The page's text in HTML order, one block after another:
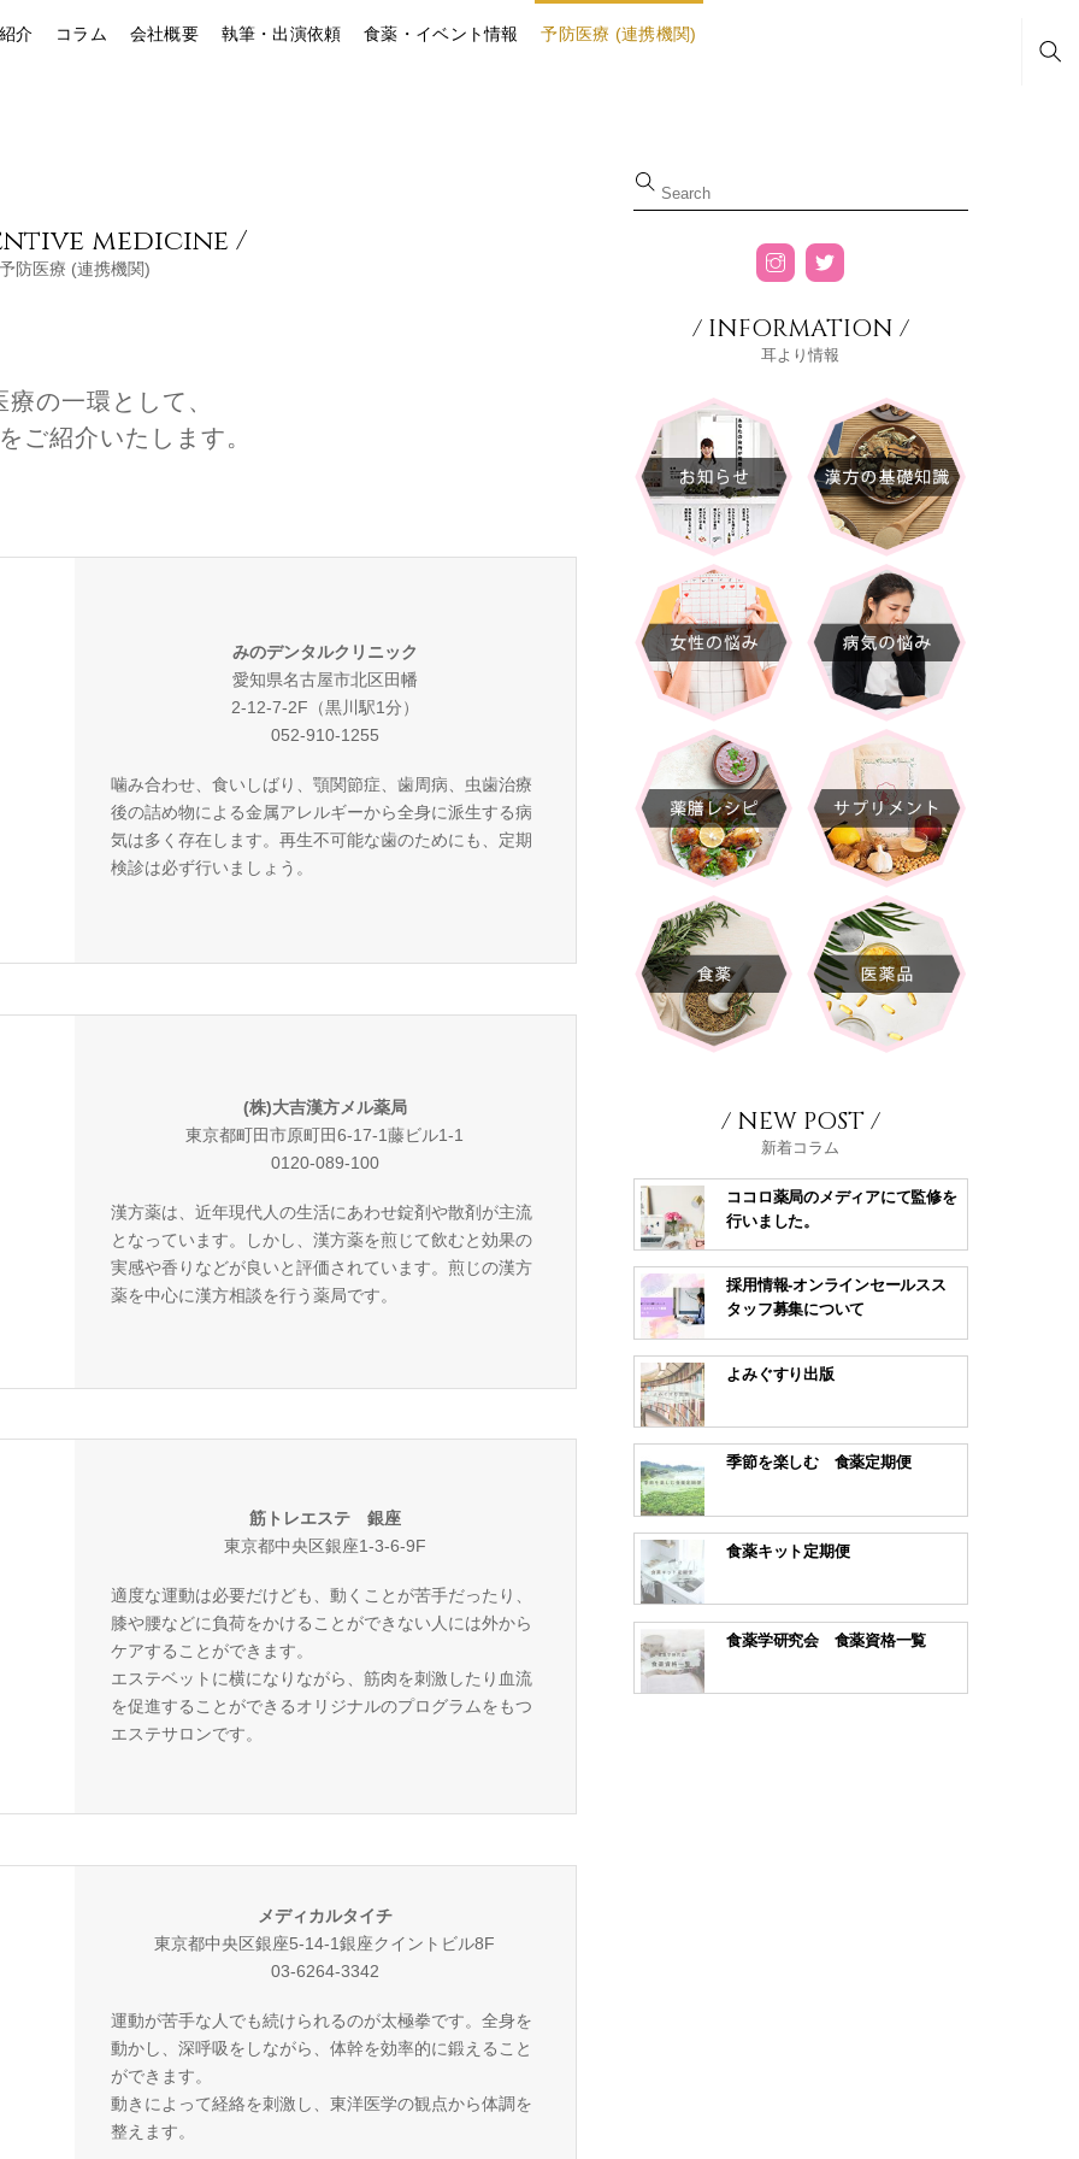
介 コラム 会社概要 執筆・出演依頼 食薬・イベント情報 予防医療 (連携機関)
medicine /
防医療 (連携機関)
療の一環として、
ご紹介いたします。
みのデンタルクリニック
愛知県名古屋市北区田幡
2-12-7-2F（黒川駅1分）
052-910-1255
噛み合わせ、食いしばり、顎関節症、歯周病、虫歯治療
後の詰め物による金属アレルギーから全身に派生する病
気は多く存在します。再生不可能な歯のためにも、定期
検診は必ず行いましょう。
(株)大吉漢方メル薬局
東京都町田市原町田6-17-1藤ビル1-1
0120-089-100
漢方薬は、近年現代人の生活にあわせ錠剤や散剤が主流
となっています。しかし、漢方薬を煎じて飲むと効果の
実感や香りなどが良いと評価されています。煎じの漢方
薬を中心に漢方相談を行う薬局です。
筋トレエステ 銀座
東京都中央区銀座1-3-6-9F
適度な運動は必要だけども、動くことが苦手だったり、
膝や腰などに負荷をかけることができない人には外から
ケアすることができます。
エステベットに横になりながら、筋肉を刺激したり血流
を促進することができるオリジナルのプログラムをもつ
エステサロンです。
メディカルタイチ
東京都中央区銀座5-14-1銀座クイントビル8F
03-6264-3342
運動が苦手な人でも続けられるのが太極拳です。全身を
動かし、深呼吸をしながら、体幹を効率的に鍛えること
ができます。
動きによって経絡を刺激し、東洋医学の観点から体調を
整えます。
/ INFORMATION /
耳より情報
/ NEW POST /
新着コラム
ココロ薬局のメディアにて監修を
行いました。
採用情報-オンラインセールスス
タッフ募集について
よみぐすり出版
季節を楽しむ 食薬定期便
食薬キット定期便
食薬学研究会 食薬資格一覧